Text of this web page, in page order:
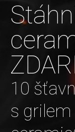
10
s grilem